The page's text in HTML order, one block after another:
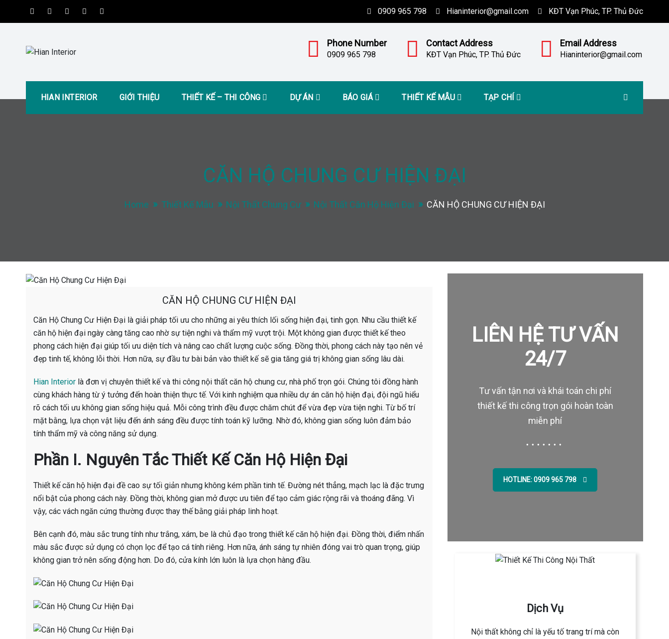
0909 965 798 Hianinterior@gmail.com KĐT Vạn Phúc, TP. Thủ Đức
Phone Number
0909 965 798
Contact Address
KĐT Vạn Phúc, TP. Thủ Đức
Email Address
Hianinterior@gmail.com
HIAN INTERIOR GIỚI THIỆU THIẾT KẾ – THI CÔNG DỰ ÁN BÁO GIÁ THIẾT KẾ MẪU TẠP CHÍ
CĂN HỘ CHUNG CƯ HIỆN ĐẠI
Home Thiết Kế Mẫu Nội Thất Chung Cư Nội Thất Căn Hộ Hiện Đại CĂN HỘ CHUNG CƯ HIỆN ĐẠI
CĂN HỘ CHUNG CƯ HIỆN ĐẠI
Căn Hộ Chung Cư Hiện Đại là giải pháp tối ưu cho những ai yêu thích lối sống hiện đại, tinh gọn. Nhu cầu thiết kế
căn hộ hiện đại ngày càng tăng cao nhờ sự tiện nghi và thẩm mỹ vượt trội. Một không gian được thiết kế theo
phong cách hiện đại giúp tối ưu diện tích và nâng cao chất lượng cuộc sống. Đồng thời, phong cách này tạo nên vẻ
đẹp tinh tế, không lỗi thời. Hơn nữa, sự đầu tư bài bản vào thiết kế sẽ gia tăng giá trị không gian sống lâu dài.
Hian Interior là đơn vị chuyên thiết kế và thi công nội thất căn hộ chung cư, nhà phố trọn gói. Chúng tôi đồng hành
cùng khách hàng từ ý tưởng đến hoàn thiện thực tế. Với kinh nghiệm qua nhiều dự án căn hộ hiện đại, đội ngũ hiểu
rõ cách tối ưu không gian sống hiệu quả. Mỗi công trình đều được chăm chút để vừa đẹp vừa tiện nghi. Từ bố trí
mặt bằng, lựa chọn vật liệu đến ánh sáng đều được tính toán kỹ lưỡng. Nhờ đó, không gian sống luôn đảm bảo
tính thẩm mỹ và công năng sử dụng.
Phần I. Nguyên Tắc Thiết Kế Căn Hộ Hiện Đại
Thiết kế căn hộ hiện đại đề cao sự tối giản nhưng không kém phần tinh tế. Đường nét thẳng, mạch lạc là đặc trưng
nổi bật của phong cách này. Đồng thời, không gian mở được ưu tiên để tạo cảm giác rộng rãi và thoáng đãng. Vì
vậy, các vách ngăn cứng thường được thay thế bằng giải pháp linh hoạt.
Bên cạnh đó, màu sắc trung tính như trắng, xám, be là chủ đạo trong thiết kế căn hộ hiện đại. Đồng thời, điểm nhấn
màu sắc được sử dụng có chọn lọc để tạo cá tính riêng. Hơn nữa, ánh sáng tự nhiên đóng vai trò quan trọng, giúp
không gian trở nên sống động hơn. Do đó, cửa kính lớn luôn là lựa chọn hàng đầu.
LIÊN HỆ TƯ VẤN
24/7
Tư vấn tận nơi và khái toán chi phí
thiết kế thi công trọn gói hoàn toàn
miễn phí
HOTLINE: 0909 965 798
Dịch Vụ
Nội thất không chỉ là yếu tố trang trí mà còn